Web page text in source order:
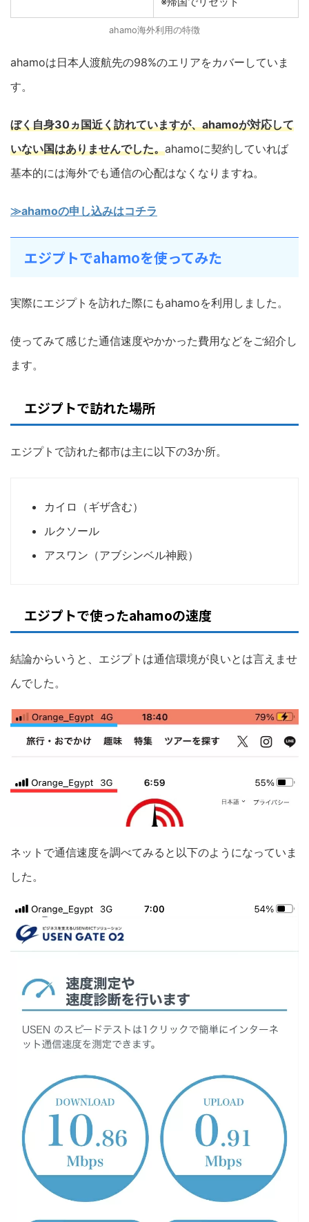
ahamo海外利用の特徴
ahamoは日本人渡航先の98%のエリアをカバーしていま
す。
ぼく自身30ヵ国近く訪れていますが、ahamoが対応して
いない国はありませんでした。ahamoに契約していれば
基本的には海外でも通信の心配はなくなりますね。
≫ahamoの申し込みはコチラ
エジプトでahamoを使ってみた
実際にエジプトを訪れた際にもahamoを利用しました。
使ってみて感じた通信速度やかかった費用などをご紹介し
ます。
エジプトで訪れた場所
エジプトで訪れた都市は主に以下の3か所。
カイロ（ギザ含む）
ルクソール
アスワン（アブシンベル神殿）
エジプトで使ったahamoの速度
結論からいうと、エジプトは通信環境が良いとは言えませ
んでした。
ネットで通信速度を調べてみると以下のようになっていま
した。